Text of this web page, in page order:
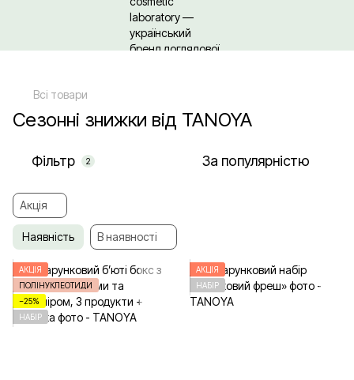
Всі товари
Сезонні знижки від TANOYA
Фільтр 2 За популярністю
Акція
Наявність В наявності
АКЦІЯ
ПОЛІНУКЛЕОТИДИ
−25%
НАБІР
АКЦІЯ
НАБІР